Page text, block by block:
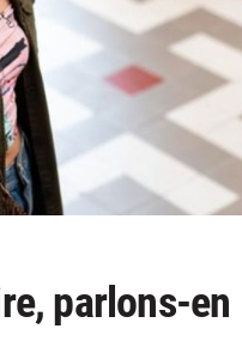
parlons-en